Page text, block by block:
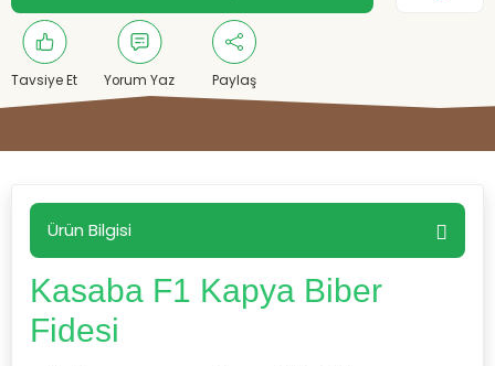
Tavsiye Et Yorum Yaz Paylaş
Ürün Bilgisi
Kasaba F1 Kapya Biber
Fidesi